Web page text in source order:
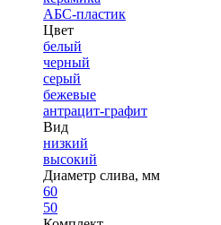
АБС-пластик
Цвет
белый
черный
серый
бежевые
антрацит-графит
Вид
низкий
высокий
Диаметр слива, мм
60
50